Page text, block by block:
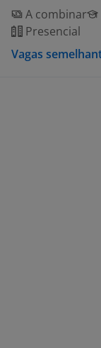
A combinar
Presencial
Vagas